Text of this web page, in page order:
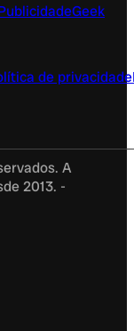
Geek
de privacidade
A
2013. -